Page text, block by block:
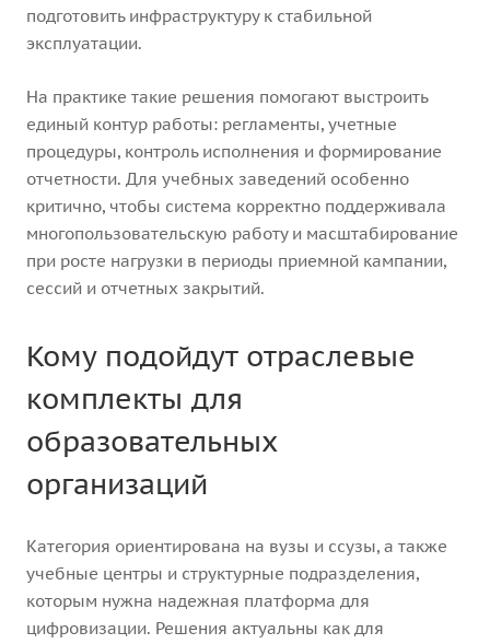
подготовить инфраструктуру к стабильной
эксплуатации.
На практике такие решения помогают выстроить
единый контур работы: регламенты, учетные
процедуры, контроль исполнения и формирование
отчетности. Для учебных заведений особенно
критично, чтобы система корректно поддерживала
многопользовательскую работу и масштабирование
при росте нагрузки в периоды приемной кампании,
сессий и отчетных закрытий.
Кому подойдут отраслевые
комплекты для
образовательных
организаций
Категория ориентирована на вузы и ссузы, а также
учебные центры и структурные подразделения,
которым нужна надежная платформа для
цифровизации. Решения актуальны как для